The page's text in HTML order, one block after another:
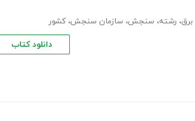
برق، رشته، سنجش، سازمان سنجش، کشور
دانلود کتاب